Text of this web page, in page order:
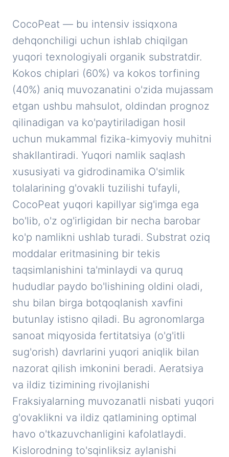
CocoPeat — bu intensiv issiqxona
dehqonchiligi uchun ishlab chiqilgan
yuqori texnologiyali organik substratdir.
Kokos chiplari (60%) va kokos torfining
(40%) aniq muvozanatini o'zida mujassam
etgan ushbu mahsulot, oldindan prognoz
qilinadigan va ko'paytiriladigan hosil
uchun mukammal fizika-kimyoviy muhitni
shakllantiradi. Yuqori namlik saqlash
xususiyati va gidrodinamika O'simlik
tolalarining g'ovakli tuzilishi tufayli,
CocoPeat yuqori kapillyar sig'imga ega
bo'lib, o'z og'irligidan bir necha barobar
ko'p namlikni ushlab turadi. Substrat oziq
moddalar eritmasining bir tekis
taqsimlanishini ta'minlaydi va quruq
hududlar paydo bo'lishining oldini oladi,
shu bilan birga botqoqlanish xavfini
butunlay istisno qiladi. Bu agronomlarga
sanoat miqyosida fertitatsiya (o'g'itli
sug'orish) davrlarini yuqori aniqlik bilan
nazorat qilish imkonini beradi. Aeratsiya
va ildiz tizimining rivojlanishi
Fraksiyalarning muvozanatli nisbati yuqori
g'ovaklikni va ildiz qatlamining optimal
havo o'tkazuvchanligini kafolatlaydi.
Kislorodning to'sqinliksiz aylanishi